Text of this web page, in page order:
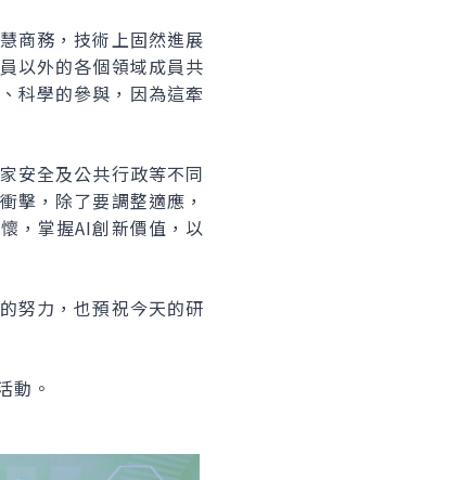
商務，技術上固然進展
以外的各個領域成員共
科學的參與，因為這牽
安全及公共行政等不同
擊，除了要調整適應，
，掌握AI創新價值，以
努力，也預祝今天的研
動。